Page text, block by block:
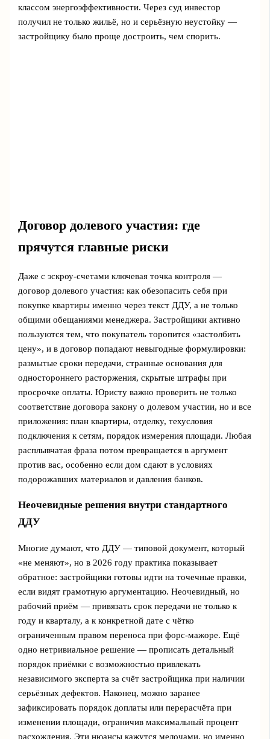
классом энергоэффективности. Через суд инвестор
получил не только жильё, но и серьёзную неустойку —
застройщику было проще достроить, чем спорить.
Договор долевого участия: где
прячутся главные риски
Даже с эскроу-счетами ключевая точка контроля —
договор долевого участия: как обезопасить себя при
покупке квартиры именно через текст ДДУ, а не только
общими обещаниями менеджера. Застройщики активно
пользуются тем, что покупатель торопится «застолбить
цену», и в договор попадают невыгодные формулировки:
размытые сроки передачи, странные основания для
одностороннего расторжения, скрытые штрафы при
просрочке оплаты. Юристу важно проверить не только
соответствие договора закону о долевом участии, но и все
приложения: план квартиры, отделку, техусловия
подключения к сетям, порядок измерения площади. Любая
расплывчатая фраза потом превращается в аргумент
против вас, особенно если дом сдают в условиях
подорожавших материалов и давления банков.
Неочевидные решения внутри стандартного
ДДУ
Многие думают, что ДДУ — типовой документ, который
«не меняют», но в 2026 году практика показывает
обратное: застройщики готовы идти на точечные правки,
если видят грамотную аргументацию. Неочевидный, но
рабочий приём — привязать срок передачи не только к
году и кварталу, а к конкретной дате с чётко
ограниченным правом переноса при форс-мажоре. Ещё
одно нетривиальное решение — прописать детальный
порядок приёмки с возможностью привлекать
независимого эксперта за счёт застройщика при наличии
серьёзных дефектов. Наконец, можно заранее
зафиксировать порядок доплаты или перерасчёта при
изменении площади, ограничив максимальный процент
расхождения. Эти нюансы кажутся мелочами, но именно